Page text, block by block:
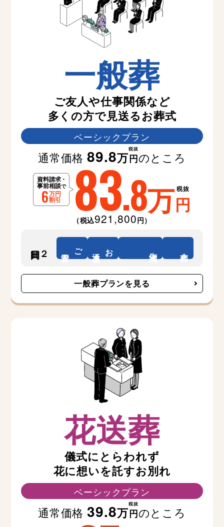
一般葬
ご友人や仕事関係など
多くの方で見送るお葬式
ベーシックプラン
通常価格89.8万円
税抜
のところ
83.8万円
税抜
（税込921,800円）
ご お
一般葬プランを見る
花送葬
儀式にとらわれず
花に想いを託すお別れ
ベーシックプラン
通常価格 39.8万円
税抜
のところ